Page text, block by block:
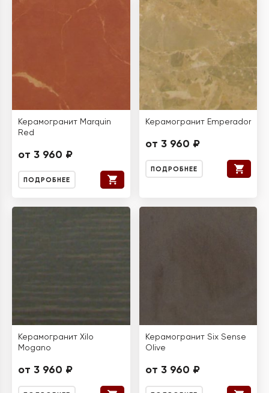
Керамогранит Marquin
Red
от 3 960 ₽
ПОДРОБНЕЕ
Керамогранит Emperador
от 3 960 ₽
ПОДРОБНЕЕ
Керамогранит Xilo
Mogano
от 3 960 ₽
Керамогранит Six Sense
Olive
от 3 960 ₽